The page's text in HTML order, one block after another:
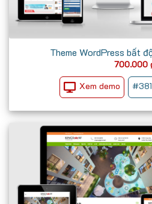
Theme WordPress bất
700.000
Xem demo #